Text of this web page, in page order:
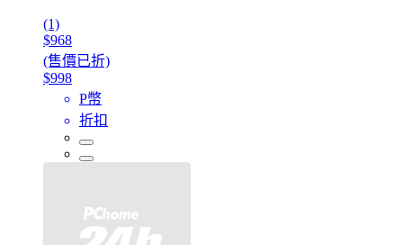
(1)
$968
(售價已折)
$998
P幣
折扣